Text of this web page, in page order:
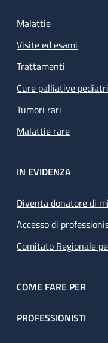
Malattie
Visite ed esami
Trattamenti
Cure palliative
Tumori rari
Malattie rare
IN EVIDENZA
Diventa donatore di
Accesso di
Comitato Regionale
COME FARE PER
PROFESSIONISTI